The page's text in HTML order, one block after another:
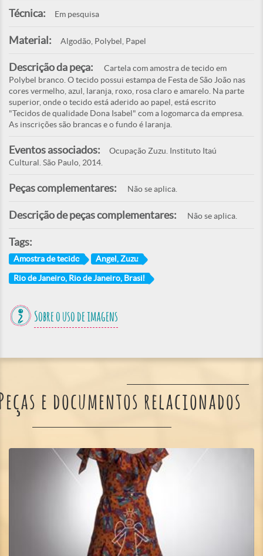
Técnica: Em pesquisa
Material: Algodão, Polybel, Papel
Descrição da peça:
Cartela com amostra de tecido em
Polybel branco. O tecido possui estampa de Festa de São João nas
cores vermelho, azul, laranja, roxo, rosa claro e amarelo. Na parte
superior, onde o tecido está aderido ao papel, está escrito
"Tecidos de qualidade Dona Isabel" com a logomarca da empresa.
As inscrições são brancas e o fundo é laranja.
Eventos associados:
Ocupação Zuzu. Instituto Itaú
Cultural. São Paulo, 2014.
Peças complementares: Não se aplica.
Descrição de peças complementares: Não se aplica.
Tags:
Amostra de tecido Angel, Zuzu
Rio de Janeiro, Rio de Janeiro, Brasil
Sobre o uso de imagens
e documentos relacionados